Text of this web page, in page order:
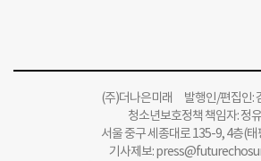
(주)더나은미래 발행인/편집인:
청소년보호정책 책임자: 정
서울 중구 세종대로 135-9, 4층(
기사제보: